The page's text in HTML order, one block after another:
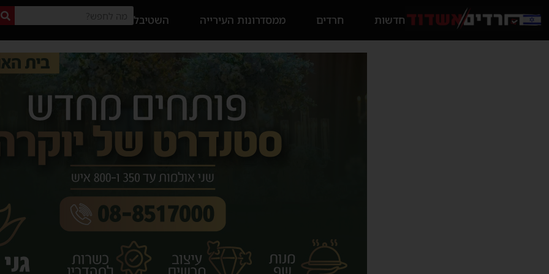
חדשות חרדים ממסדרונות העירייה השטיבל